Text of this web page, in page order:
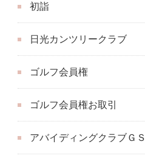
初詣
日光カンツリークラブ
ゴルフ会員権
ゴルフ会員権お取引
アバイディングクラブＧＳ